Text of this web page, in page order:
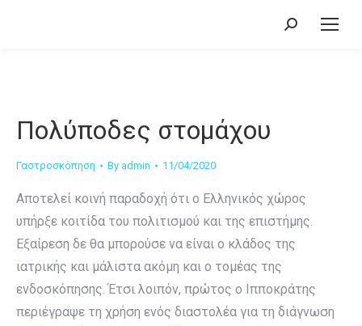
Search:
Πολύποδες στομάχου
Γαστροσκόπηση By admin 11/04/2020
Αποτελεί κοινή παραδοχή ότι ο Ελληνικός χώρος
υπήρξε κοιτίδα του πολιτισμού και της επιστήμης.
Εξαίρεση δε θα μπορούσε να είναι ο κλάδος της
ιατρικής και μάλιστα ακόμη και ο τομέας της
ενδοσκόπησης. Έτσι λοιπόν, πρώτος ο Ιπποκράτης
περιέγραψε τη χρήση ενός διαστολέα για τη διάγνωση